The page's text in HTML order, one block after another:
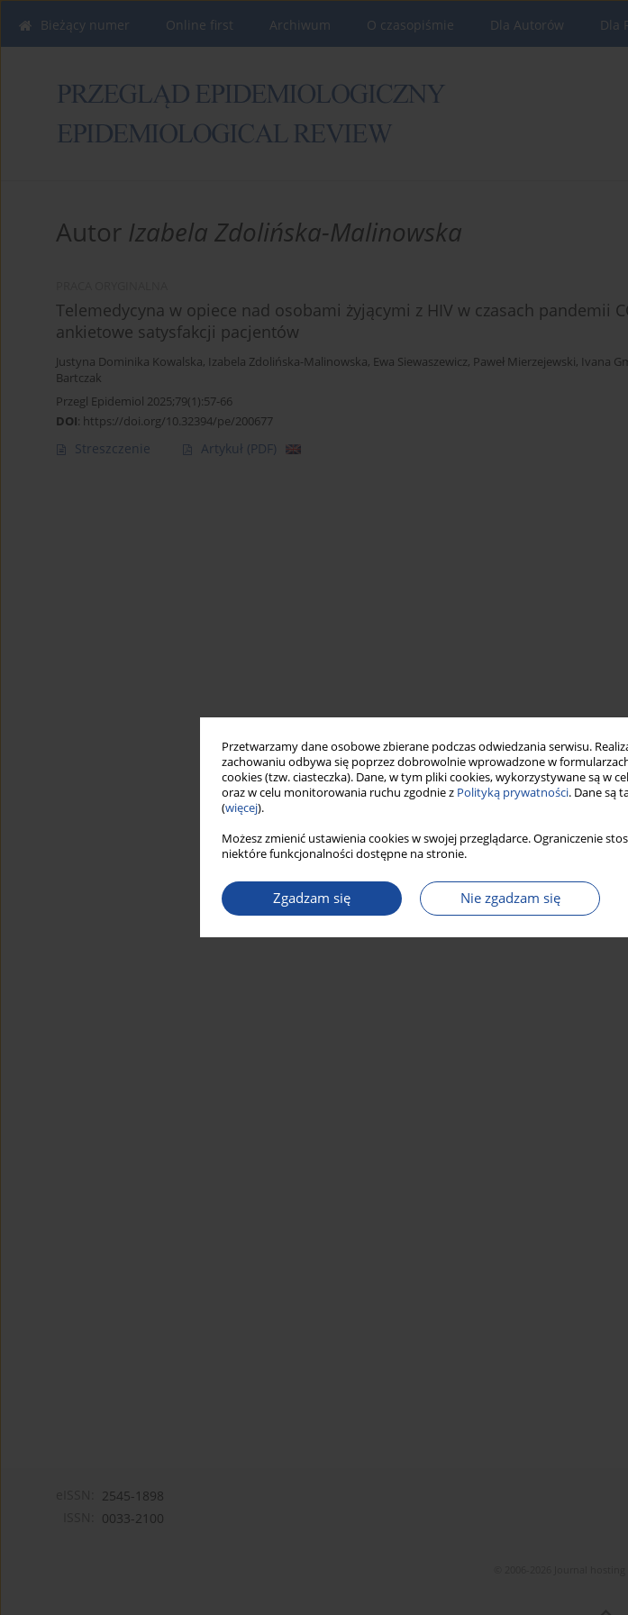
Przetwarzamy dane osobowe zbierane podczas odwiedzania serwisu.
zachowaniu odbywa się poprzez dobrowolnie wprowadzone w
cookies (tzw. ciasteczka). Dane, w tym pliki cookies, wykorzystywane są w
oraz w celu monitorowania ruchu zgodnie z Polityką prywatności. Dane są
(więcej).
Możesz zmienić ustawienia cookies w swojej przeglądarce. Ograniczenie
niektóre funkcjonalności dostępne na stronie.
Zgadzam się Nie zgadzam się
Bieżący numer Online first Archiwum O czasopiśmie Dla Autorów Dla
Autor Izabela Zdolińska-Malinowska
Telemedycyna w opiece nad osobami żyjącymi z HIV w czasach pandemii
ankietowe satysfakcji pacjentów
Justyna Dominika Kowalska, Izabela Zdolińska-Malinowska, Ewa Siewaszewicz, Paweł Mierzejewski, Ivana
Bartczak
Przegl Epidemiol 2025;79(1):57-66
DOI: https://doi.org/10.32394/pe/200677
Streszczenie Artykuł (PDF)
2545-1898
0033-2100